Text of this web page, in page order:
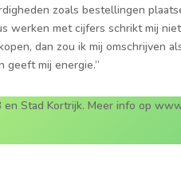
zoals bestellingen
werken met cijfers schrikt mij
dan zou ik mij omschrijven
geeft mij energie.”
Stad Kortrijk. Meer info op